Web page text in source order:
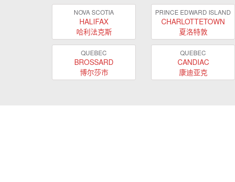
NOVA SCOTIA
HALIFAX
哈利法克斯
PRINCE EDWARD ISLAND
CHARLOTTETOWN
夏洛特敦
QUEBEC
BROSSARD
博尔莎市
QUEBEC
CANDIAC
康迪亚克